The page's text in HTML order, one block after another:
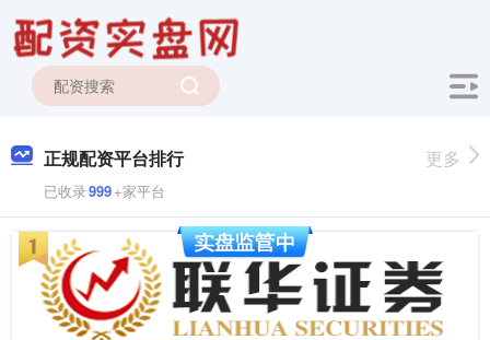
正规配资平台排行
已收录999+家平台
更多